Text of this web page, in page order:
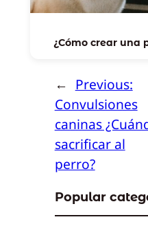
¿Cómo crear una
← Previous:
Convulsiones
caninas
sacrificar al
perro?
Popular